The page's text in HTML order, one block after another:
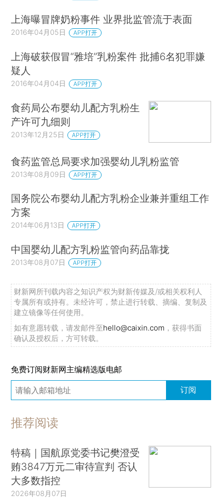
上海曝冒牌奶粉事件 业界批监管流于表面
2016年04月05日 APP打开
上海破获假冒“雅培”乳粉案件 批捕6名犯罪嫌
疑人
2016年04月04日 APP打开
食药局公布婴幼儿配方乳粉生
产许可九细则
2013年12月25日 APP打开
食药监管总局要求加强婴幼儿乳粉监管
2013年08月09日 APP打开
国务院公布婴幼儿配方乳粉企业兼并重组工作
方案
2014年06月13日 APP打开
中国婴幼儿配方乳粉监管向药品靠拢
2013年08月07日 APP打开
财新网所刊载内容之知识产权为财新传媒及/或相关权利人
专属所有或持有。未经许可，禁止进行转载、摘编、复制及
建立镜像等任何使用。
如有意愿转载，请发邮件至hello@caixin.com ，获得书面
确认及授权后，方可转载。
免费订阅财新网主编精选版电邮
订阅
推荐阅读
特稿｜国航原党委书记樊澄受
贿3847万元二审待宣判 否认
大多数指控
2026年08月07日